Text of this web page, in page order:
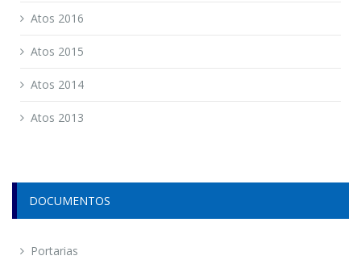
Atos 2016
Atos 2015
Atos 2014
Atos 2013
DOCUMENTOS
Portarias